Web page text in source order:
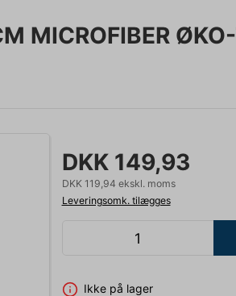
MICROFIBER
DKK 149,93
DKK 119,94 ekskl. moms
Leveringsomk. tilægges
Ikke på lager